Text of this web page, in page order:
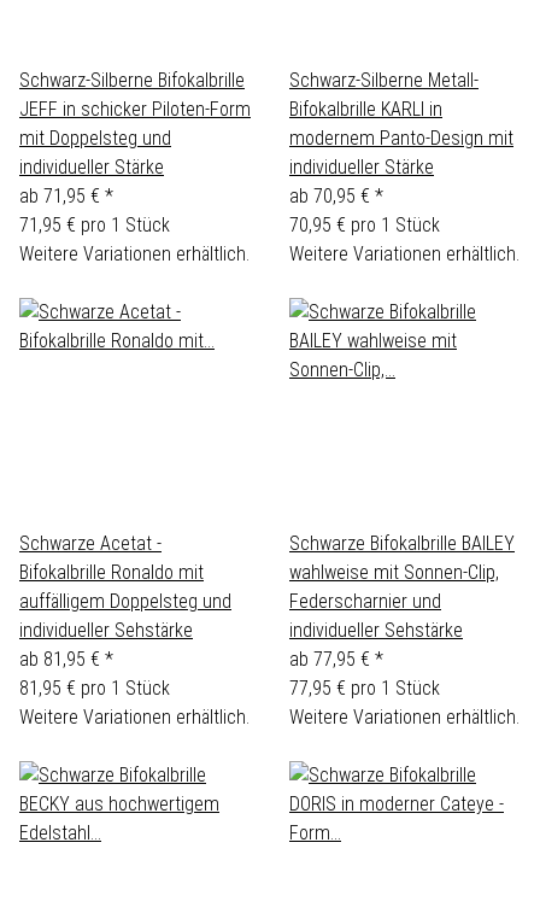
Schwarz-Silberne Bifokalbrille
JEFF in schicker Piloten-Form
mit Doppelsteg und
individueller Stärke
ab 71,95 € *
71,95 € pro 1 Stück
Weitere Variationen erhältlich.
Schwarz-Silberne Metall-
Bifokalbrille KARLI in
modernem Panto-Design mit
individueller Stärke
ab 70,95 € *
70,95 € pro 1 Stück
Weitere Variationen erhältlich.
Schwarze Acetat -
Bifokalbrille Ronaldo mit
auffälligem Doppelsteg und
individueller Sehstärke
ab 81,95 € *
81,95 € pro 1 Stück
Weitere Variationen erhältlich.
Schwarze Bifokalbrille BAILEY
wahlweise mit Sonnen-Clip,
Federscharnier und
individueller Sehstärke
ab 77,95 € *
77,95 € pro 1 Stück
Weitere Variationen erhältlich.